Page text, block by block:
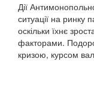
Дії
ситуації на ринку
оскільки їхнє
факторами.
кризою, курсом